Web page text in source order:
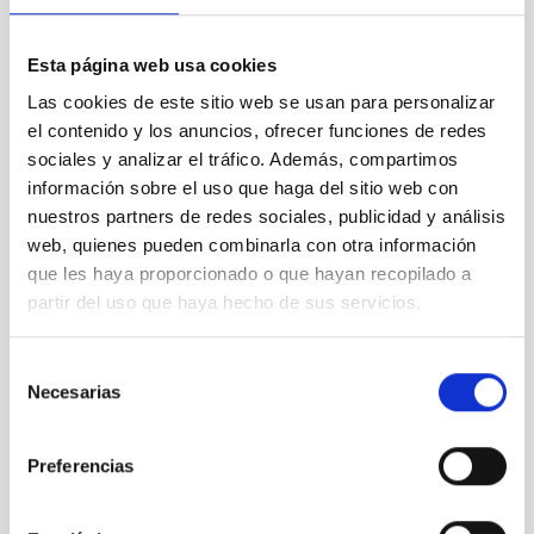
Esta página web usa cookies
Las cookies de este sitio web se usan para personalizar
el contenido y los anuncios, ofrecer funciones de redes
sociales y analizar el tráfico. Además, compartimos
información sobre el uso que haga del sitio web con
nuestros partners de redes sociales, publicidad y análisis
web, quienes pueden combinarla con otra información
que les haya proporcionado o que hayan recopilado a
partir del uso que haya hecho de sus servicios.
Necesarias
Preferencias
Abril 2026(1)
Febrero 2026(3)
Noviembre 2025(1)
Octubre 2025 (3)
Septiembre 2025(2)
Agosto 2025(2)
Julio 2025(1)
Junio 2025(1)
Abril 2025(1)
Marzo 2025(2)
Agosto 2024
Junio 2024